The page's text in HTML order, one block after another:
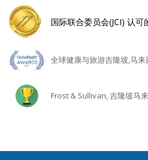
国际联合委员会(JCI) 认可
全球健康与旅游吉隆坡,马来
Frost & Sullivan, 吉隆坡马